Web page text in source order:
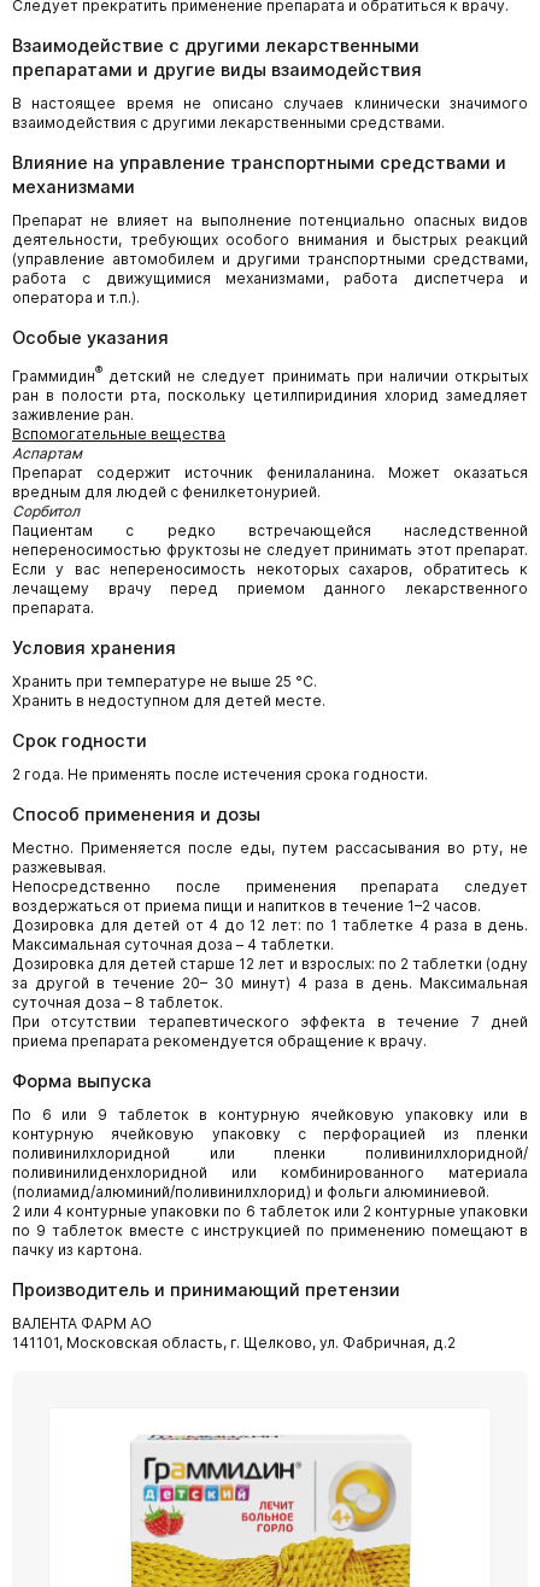
Следует прекратить применение препарата и обратиться к врачу.
Взаимодействие с другими лекарственными
препаратами и другие виды взаимодействия
В настоящее время не описано случаев клинически значимого
взаимодействия с другими лекарственными средствами.
Влияние на управление транспортными средствами и
механизмами
Препарат не влияет на выполнение потенциально опасных видов
деятельности, требующих особого внимания и быстрых реакций
(управление автомобилем и другими транспортными средствами,
работа с движущимися механизмами, работа диспетчера и
оператора и т.п.).
Особые указания
Граммидин® детский не следует принимать при наличии открытых
ран в полости рта, поскольку цетилпиридиния хлорид замедляет
заживление ран.
Вспомогательные вещества
Аспартам
Препарат содержит источник фенилаланина. Может оказаться
вредным для людей с фенилкетонурией.
Сорбитол
Пациентам с редко встречающейся наследственной
непереносимостью фруктозы не следует принимать этот препарат.
Если у вас непереносимость некоторых сахаров, обратитесь к
лечащему врачу перед приемом данного лекарственного
препарата.
Условия хранения
Хранить при температуре не выше 25 °С.
Хранить в недоступном для детей месте.
Срок годности
2 года. Не применять после истечения срока годности.
Способ применения и дозы
Местно. Применяется после еды, путем рассасывания во рту, не
разжевывая.
Непосредственно после применения препарата следует
воздержаться от приема пищи и напитков в течение 1–2 часов.
Дозировка для детей от 4 до 12 лет: по 1 таблетке 4 раза в день.
Максимальная суточная доза – 4 таблетки.
Дозировка для детей старше 12 лет и взрослых: по 2 таблетки (одну
за другой в течение 20– 30 минут) 4 раза в день. Максимальная
суточная доза – 8 таблеток.
При отсутствии терапевтического эффекта в течение 7 дней
приема препарата рекомендуется обращение к врачу.
Форма выпуска
По 6 или 9 таблеток в контурную ячейковую упаковку или в
контурную ячейковую упаковку с перфорацией из пленки
поливинилхлоридной или пленки поливинилхлоридной/
поливинилиденхлоридной или комбинированного материала
(полиамид/алюминий/поливинилхлорид) и фольги алюминиевой.
2 или 4 контурные упаковки по 6 таблеток или 2 контурные упаковки
по 9 таблеток вместе с инструкцией по применению помещают в
пачку из картона.
Производитель и принимающий претензии
ВАЛЕНТА ФАРМ АО
141101, Московская область, г. Щелково, ул. Фабричная, д.2